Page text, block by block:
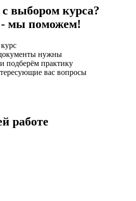
выбором курса?
мы поможем!
нужны
подберём практику
вас вопросы
работе